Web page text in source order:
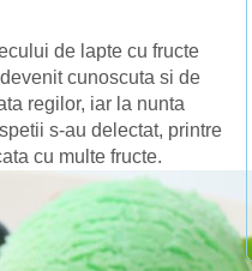
de lapte cu fructe
cunoscuta si de
regilor, iar la nunta
s-au delectat, printre
cu multe fructe.